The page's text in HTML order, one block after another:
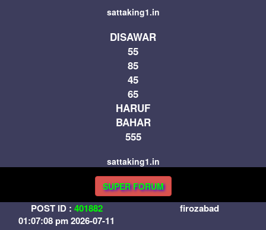
sattaking1.in
DISAWAR
55
85
45
65
HARUF
BAHAR
555
sattaking1.in
SUPER FORUM
POST ID : 401882
01:07:08 pm 2026-07-11
firozabad